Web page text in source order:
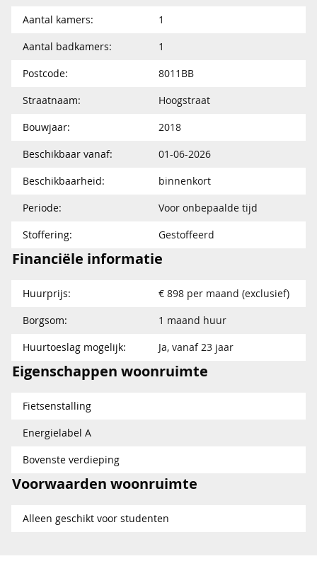
Aantal kamers:
1
Aantal badkamers:
1
Postcode:
8011BB
Straatnaam:
Hoogstraat
Bouwjaar:
2018
Beschikbaar vanaf:
01-06-2026
Beschikbaarheid:
binnenkort
Periode:
Voor onbepaalde tijd
Stoffering:
Gestoffeerd
Financiële informatie
Huurprijs:
€ 898 per maand (exclusief)
Borgsom:
1 maand huur
Huurtoeslag mogelijk:
Ja, vanaf 23 jaar
Eigenschappen woonruimte
Fietsenstalling
Energielabel A
Bovenste verdieping
Voorwaarden woonruimte
Alleen geschikt voor studenten